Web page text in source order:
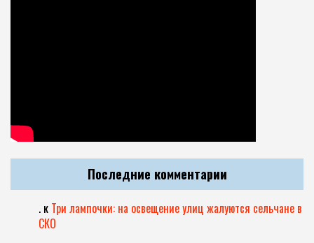
Последние комментарии
. к Три лампочки: на освещение улиц жалуются сельчане в
СКО